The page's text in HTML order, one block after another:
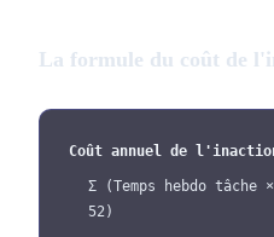
La formule du coût de
Coût annuel de
Σ (Temps hebdo tâche
52)